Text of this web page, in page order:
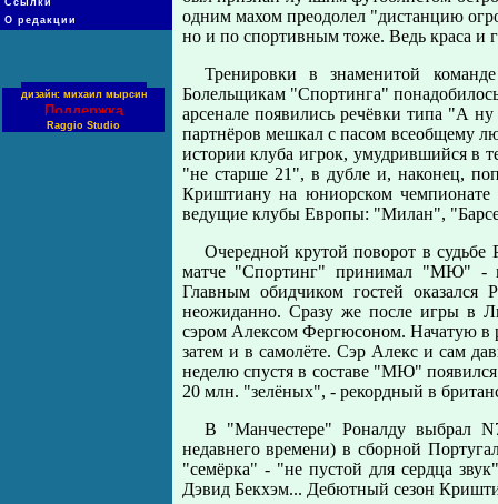
Ссылки
О редакции
дизайн: михаил мырсин
Поддержка
Raggio Studio
одним махом преодолел "дистанцию
но и по спортивным тоже. Ведь краса и
Тренировки в знаменитой
Болельщикам "Спортинга"
арсенале появились речёвки типа "А
партнёров мешкал с пасом всеобщему
истории клуба игрок, умудрившийся в
"не старше 21", в дубле и, наконец,
Криштиану на юниорском
ведущие клубы Европы: "Милан",
Очередной крутой поворот в судьбе
матче "Спортинг" принимал "МЮ" - и
Главным обидчиком гостей
неожиданно. Сразу же после игры в
сэром Алексом Фергюсоном. Начатую в
затем и в самолёте. Сэр Алекс и сам
неделю спустя в составе "МЮ"
20 млн. "зелёных", - рекордный в
В "Манчестере" Роналду выбрал
недавнего времени) в сборной
"семёрка" - "не пустой для сердца
Дэвид Бекхэм... Дебютный сезон